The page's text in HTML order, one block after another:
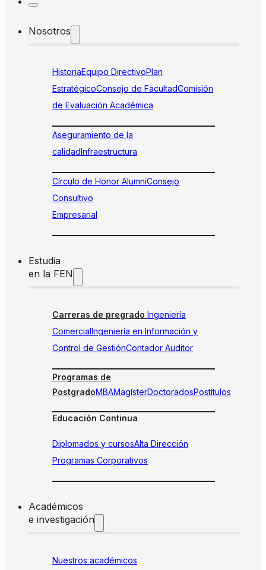
Nosotros
HistoriaEquipo DirectivoPlan
EstratégicoConsejo de FacultadComisión
de Evaluación Académica
Aseguramiento de la
calidadInfraestructura
Círculo de Honor AlumniConsejo
Consultivo
Empresarial
Estudia
en la FEN
Carreras de pregrado Ingeniería
ComercialIngeniería en Información y
Control de GestiónContador Auditor
Programas de
PostgradoMBAMagísterDoctoradosPostítulos
Educación Continua
Diplomados y cursosAlta Dirección
Programas Corporativos
Académicos
e investigación
Nuestros académicos